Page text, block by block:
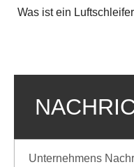
Was ist ein
Unternehmens